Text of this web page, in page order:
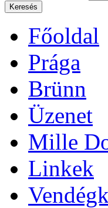
Főoldal
Prága
Brünn
Üzenet
Mille
Linkek